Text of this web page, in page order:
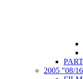
2005 "08/